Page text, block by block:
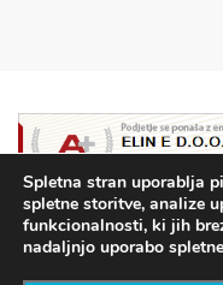
Spletna stran uporablja
spletne storitve, analize
funkcionalnosti, ki jih
nadaljnjo uporabo